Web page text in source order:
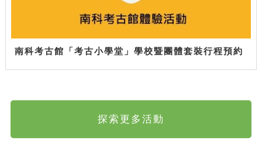
南科考古館「考古小學堂」學校暨團體套裝行程預約
探索更多活動